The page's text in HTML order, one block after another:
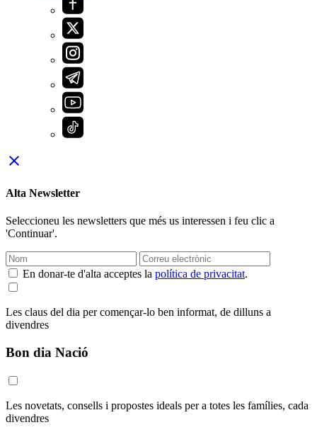
close
Alta Newsletter
Seleccioneu les newsletters que més us interessen i feu clic a
'Continuar'.
En donar-te d'alta acceptes la política de privacitat.
Les claus del dia per començar-lo ben informat, de dilluns a
divendres
Bon dia Nació
Les novetats, consells i propostes ideals per a totes les famílies, cada
divendres